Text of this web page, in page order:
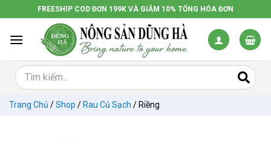
đến
dung
FREESHIP COD ĐƠN 199K VÀ GIẢM 10% TỔNG HÓA ĐƠN
Trang Chủ /Shop / Rau Củ Sạch / Riềng